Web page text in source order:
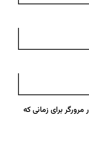
برای زمانی که